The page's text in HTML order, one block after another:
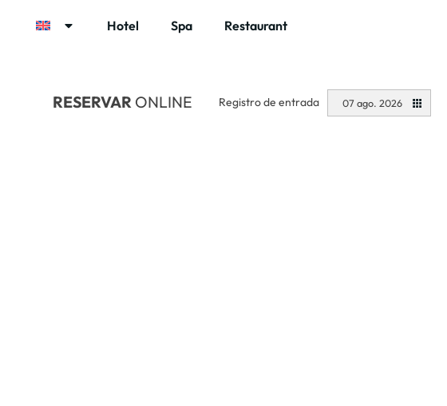
Hotel Spa Restaurant
RESERVARONLINE Registro de entrada 07 ago. 2026